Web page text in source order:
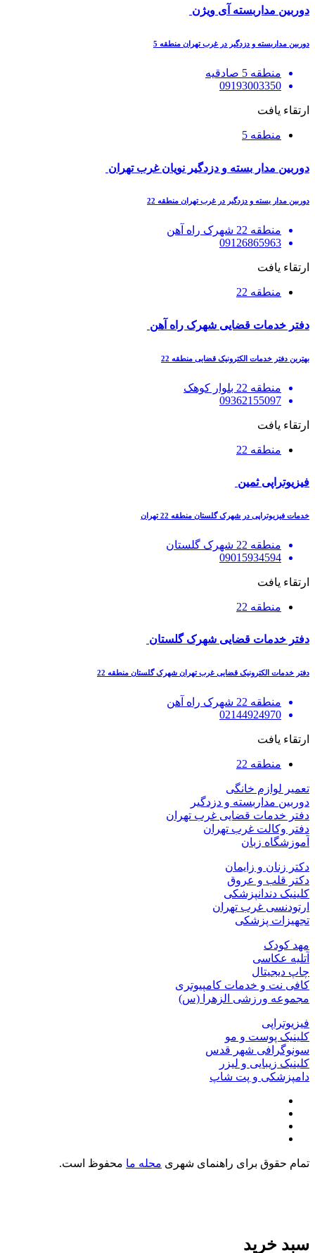
دوربین مداربسته آی ویژن
دوربین مداربسته و دزدگیر در غرب تهران منطقه 5
منطقه 5 صادقیه
09193003350
ارتقاء یافت
منطقه 5
دوربین مدار بسته و دزدگیر نویان غرب تهران
دوربین مدار بسته و دزدگیر در غرب تهران منطقه 22
منطقه 22 شهرک راه آهن
09126865963
ارتقاء یافت
منطقه 22
دفتر خدمات قضایی شهرک راه آهن
بهترین دفتر خدمات الکترونیک قضایی منطقه 22
منطقه 22 بلوار کوهک
09362155097
ارتقاء یافت
منطقه 22
فیزیوتراپی ثمین
خدمات فیزیوتراپی در شهرک گلستان منطقه 22 تهران
منطقه 22 شهرک گلستان
09015934594
ارتقاء یافت
منطقه 22
دفتر خدمات قضایی شهرک گلستان
دفتر خدمات الکترونیک قضایی غرب تهران شهرک گلستان منطقه 22
منطقه 22 شهرک راه آهن
02144924970
ارتقاء یافت
منطقه 22
تعمیر لوازم خانگی
دوربین مداربسته و دزدگیر
دفتر خدمات قضایی غرب تهران
دفتر وکالت غرب تهران
آموزشگاه زبان
دکتر زنان و زایمان
دکتر قلب و عروق
کلینیک دندانپزشکی
ارتودنسی غرب تهران
تجهیزات پزشکی
مهد کودک
آتلیه عکاسی
چاپ دیجیتال
کافی نت و خدمات کامپیوتری
مجموعه ورزشی الزهرا (س)
فیزیوتراپی
کلینیک پوست و مو
سونوگرافی شهر قدس
کلینیک زیبایی و لیزر
دامپزشکی و پت شاپ
تمام حقوق برای راهنمای شهری محله ما محفوظ است.
سبد خرید